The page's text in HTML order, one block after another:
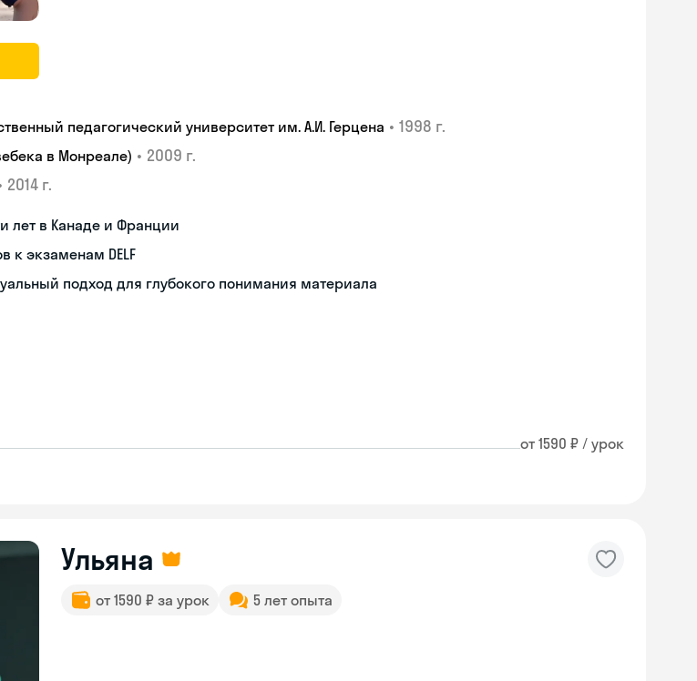
педагогический университет им. А.И. Герцена • 1998 г.
в Монреале) • 2009 г.
2014 г.
лет в Канаде и Франции
к экзаменам DELF
подход для глубокого понимания материала
от 1590 ₽ / урок
Ульяна
от 1590 ₽ за урок 5 лет опыта